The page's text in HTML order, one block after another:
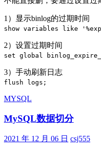
1）显示binlog的过期时间
show variables like
2）设置过期时间
set global
3）手动刷新日志
flush logs;
MYSQL
MySQL数据切分
2021 年 12 月 06 日 csj555